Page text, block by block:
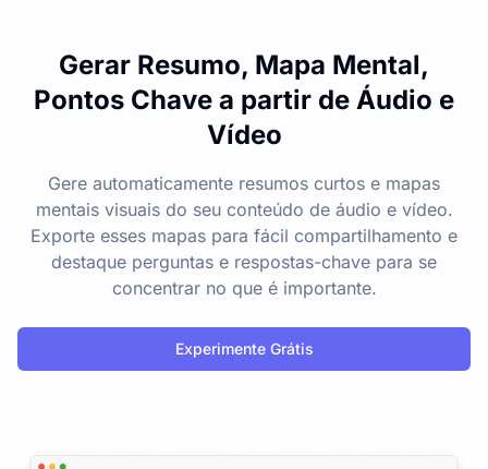
Gerar Resumo, Mapa Mental,
Pontos Chave a partir de Áudio e
Vídeo
Gere automaticamente resumos curtos e mapas
mentais visuais do seu conteúdo de áudio e vídeo.
Exporte esses mapas para fácil compartilhamento e
destaque perguntas e respostas-chave para se
concentrar no que é importante.
Experimente Grátis